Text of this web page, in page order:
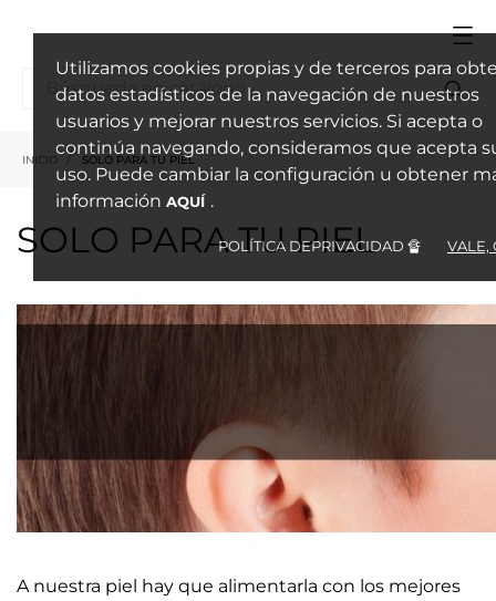
Utilizamos cookies propias y de terceros para
datos estadísticos de la navegación de nuestros
usuarios y mejorar nuestros servicios. Si acepta o
continúa navegando, consideramos que acepta
uso. Puede cambiar la configuración u obtener
información AQUÍ .
POLÍTICA DEPRIVACIDAD 🔏 VALE,
INICIO SOLO PARA TU PIEL
SOLO PARA TU PIEL
A nuestra piel hay que alimentarla con los mejores